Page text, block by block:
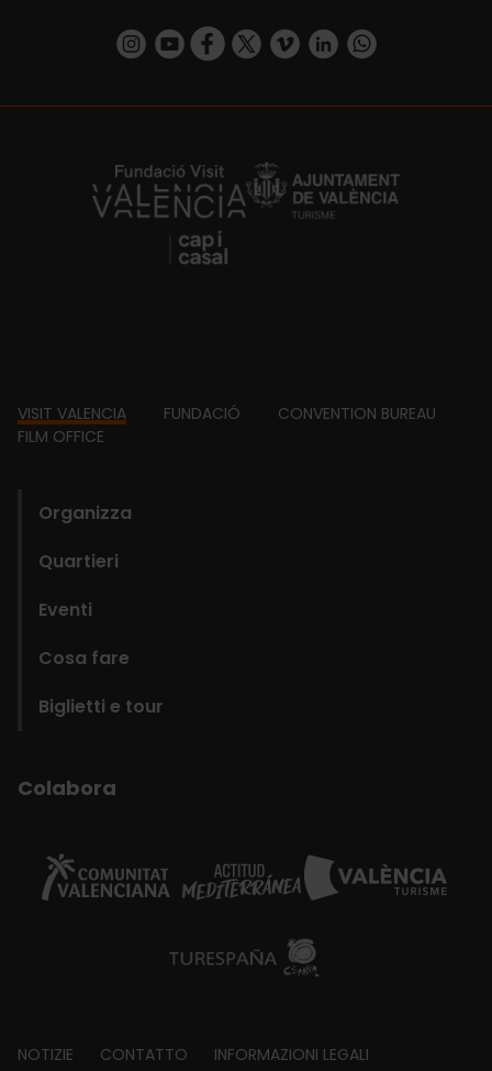
https://www.instagram.com/visit_valencia/
https://www.youtube.com/user/
https://www.facebook.com/
https://twitter.com/VisitaValencia
https://vimeo.com/
https://www.linkedin.com/company/turismo-valencia/https://api.whatsapp.com/send/
https://fundacion.visitvalencia.com/
Footer
VISIT VALENCIA FUNDACIÓ
CONVENTION BUREAU
FILM OFFICE
Organizza
Quartieri
Eventi
Cosa fare
Biglietti e tour
Colabora
NOTIZIE CONTATTO INFORMAZIONI LEGALI